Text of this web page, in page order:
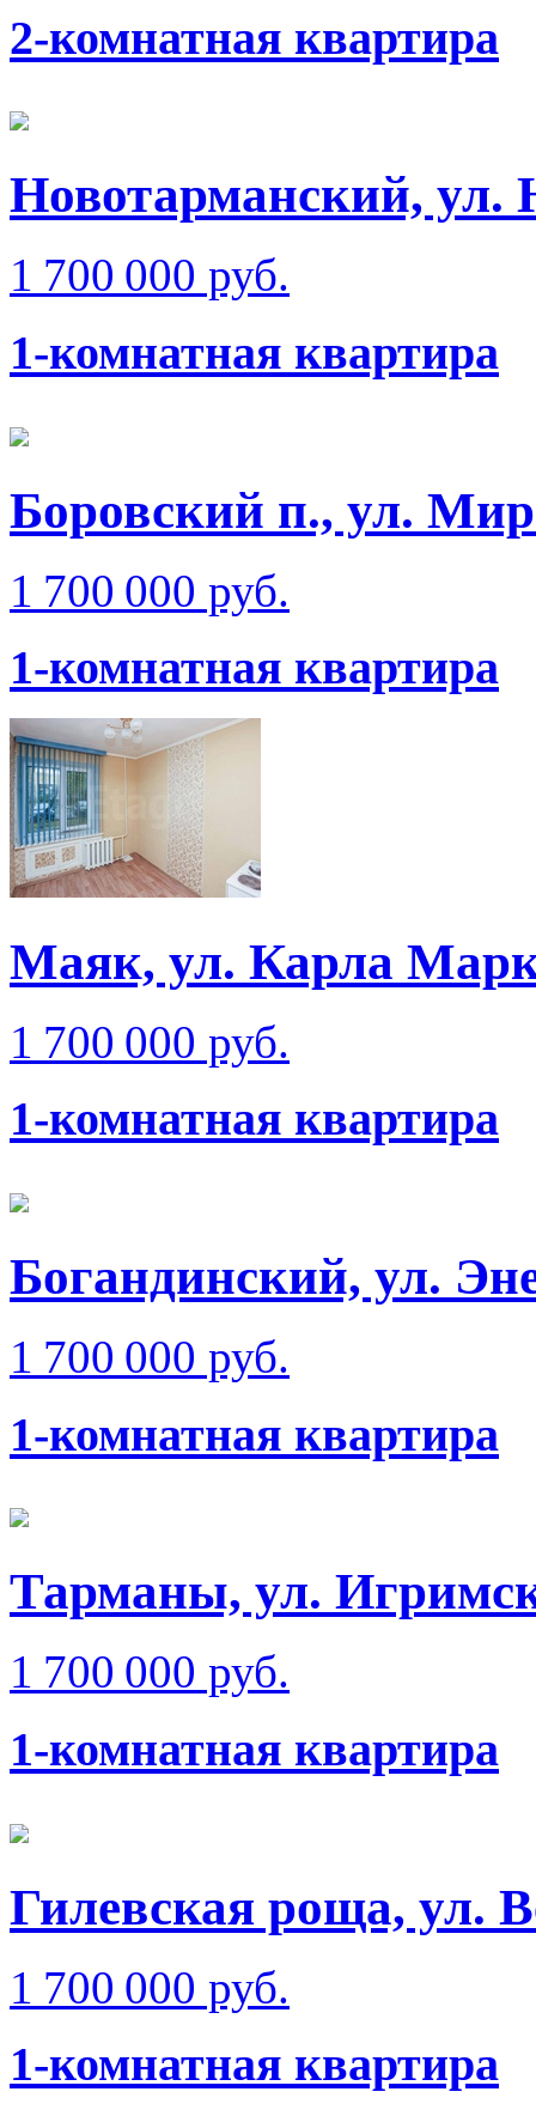
2-комнатная квартира
Новотарманский,
1 700 000 руб.
1-комнатная квартира
Боровский п., ул.
1 700 000 руб.
1-комнатная квартира
Маяк, ул. Карла
1 700 000 руб.
1-комнатная квартира
Богандинский, ул.
1 700 000 руб.
1-комнатная квартира
Тарманы, ул.
1 700 000 руб.
1-комнатная квартира
Гилевская роща, ул.
1 700 000 руб.
1-комнатная квартира